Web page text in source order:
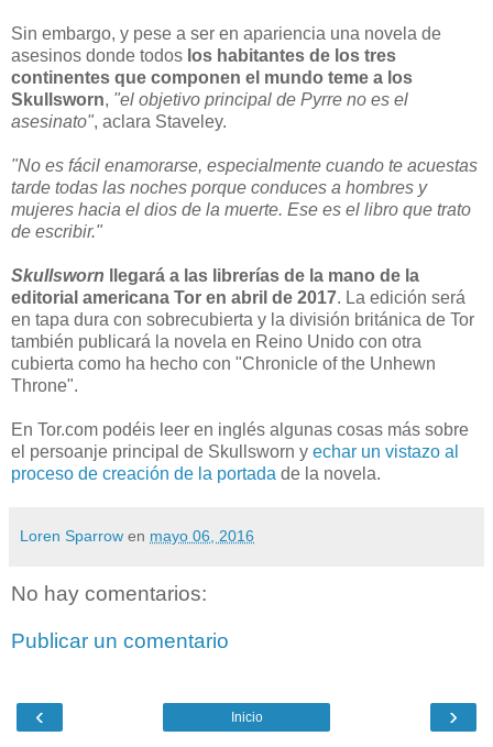
Sin embargo, y pese a ser en apariencia una novela de
asesinos donde todos los habitantes de los tres
continentes que componen el mundo teme a los
Skullsworn, "el objetivo principal de Pyrre no es el
asesinato", aclara Staveley.
"No es fácil enamorarse, especialmente cuando te acuestas
tarde todas las noches porque conduces a hombres y
mujeres hacia el dios de la muerte. Ese es el libro que trato
de escribir."
Skullsworn llegará a las librerías de la mano de la
editorial americana Tor en abril de 2017. La edición será
en tapa dura con sobrecubierta y la división británica de Tor
también publicará la novela en Reino Unido con otra
cubierta como ha hecho con "Chronicle of the Unhewn
Throne".
En Tor.com podéis leer en inglés algunas cosas más sobre
el persoanje principal de Skullsworn y echar un vistazo al
proceso de creación de la portada de la novela.
Loren Sparrow en mayo 06, 2016
No hay comentarios:
Publicar un comentario
‹ ›
Inicio